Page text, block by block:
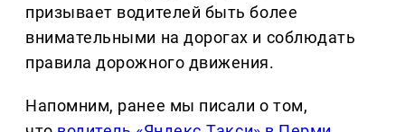
призывает водителей быть более
внимательными на дорогах и соблюдать
правила дорожного движения.
Напомним, ранее мы писали о том,